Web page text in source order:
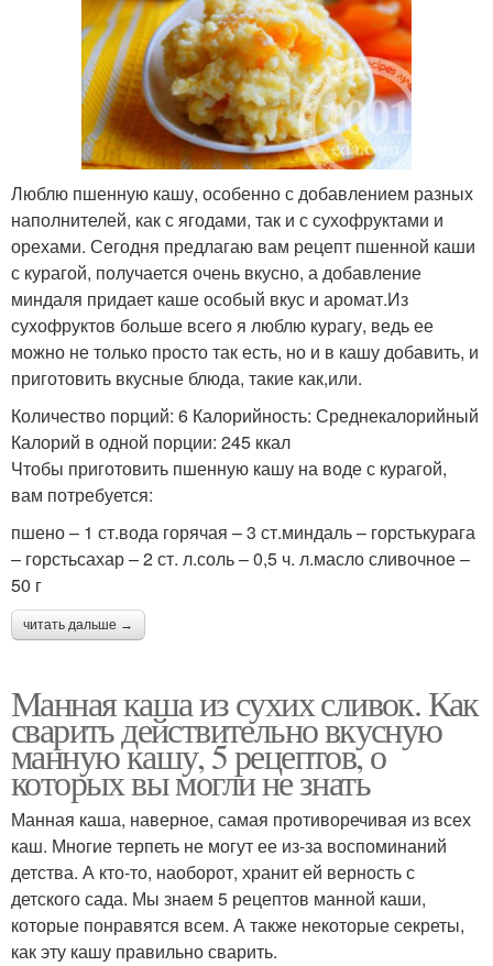
Люблю пшенную кашу, особенно с добавлением разных
наполнителей, как с ягодами, так и с сухофруктами и
орехами. Сегодня предлагаю вам рецепт пшенной каши
с курагой, получается очень вкусно, а добавление
миндаля придает каше особый вкус и аромат.Из
сухофруктов больше всего я люблю курагу, ведь ее
можно не только просто так есть, но и в кашу добавить, и
приготовить вкусные блюда, такие как,или.
Количество порций: 6 Калорийность: Среднекалорийный
Калорий в одной порции: 245 ккал
Чтобы приготовить пшенную кашу на воде с курагой,
вам потребуется:
пшено – 1 ст.вода горячая – 3 ст.миндаль – горстькурага
– горстьсахар – 2 ст. л.соль – 0,5 ч. л.масло сливочное –
50 г
читать дальше →
Манная каша из сухих сливок. Как
сварить действительно вкусную
манную кашу, 5 рецептов, о
которых вы могли не знать
Манная каша, наверное, самая противоречивая из всех
каш. Многие терпеть не могут ее из-за воспоминаний
детства. А кто-то, наоборот, хранит ей верность с
детского сада. Мы знаем 5 рецептов манной каши,
которые понравятся всем. А также некоторые секреты,
как эту кашу правильно сварить.